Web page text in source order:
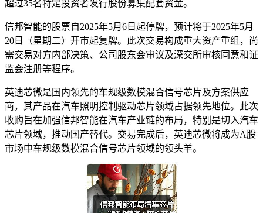
超过35名特定投资者发行股份募集配套资金。
信邦智能的股票自2025年5月6日起停牌，预计将于2025年5月
20日（星期二）开市起复牌。此次交易构成重大资产重组，尚
需交易对方内部决策、公司股东会审议及深交所审核同意和证
监会注册等程序。
英迪芯微是国内领先的车规级数模混合信号芯片及方案供应
商，其产品在汽车照明控制驱动芯片领域占据领先地位。此次
收购旨在加强信邦智能在汽车产业链的布局，特别是切入汽车
芯片领域，推动国产替代。交易完成后，英迪芯微将成为A股
市场中车规级数模混合信号芯片领域的领头羊。